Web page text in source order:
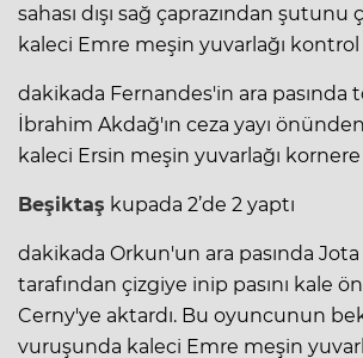
sahası dışı sağ çaprazından şutunu
kaleci Emre meşin yuvarlağı
dakikada Fernandes'in ara pasında
İbrahim Akdağ'ın ceza yayı
kaleci Ersin meşin yuvarlağı
Beşiktaş kupada 2’de 2 yaptı
dakikada Orkun'un ara pasında Jota
tarafından çizgiye inip pasını kale
Cerny'ye aktardı. Bu oyuncunun
vuruşunda kaleci Emre meşin